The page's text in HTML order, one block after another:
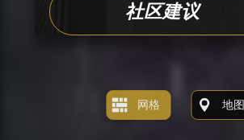
社区建议
网格 地图